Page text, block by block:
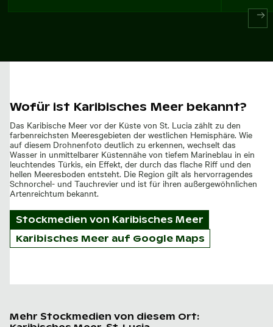
Wofür ist Karibisches Meer bekannt?
Das Karibische Meer vor der Küste von St. Lucia zählt zu den
farbenreichsten Meeresgebieten der westlichen Hemisphäre. Wie
auf diesem Drohnenfoto deutlich zu erkennen, wechselt das
Wasser in unmittelbarer Küstennähe von tiefem Marineblau in ein
leuchtendes Türkis, ein Effekt, der durch das flache Riff und den
hellen Meeresboden entsteht. Die Region gilt als hervorragendes
Schnorchel- und Tauchrevier und ist für ihren außergewöhnlichen
Artenreichtum bekannt.
Stockmedien von Karibisches Meer
Karibisches Meer auf Google Maps
Mehr Stockmedien von diesem Ort: